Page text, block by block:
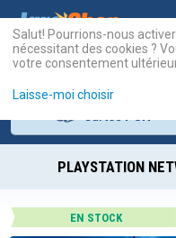
PLAYSTATION
EN STOCK
Salut! Pourrions-nous
nécessitant des cookies ?
votre consentement
Laisse-moi choisir